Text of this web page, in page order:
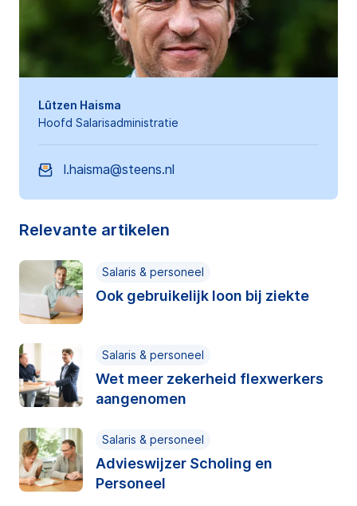
Lûtzen Haisma
Hoofd Salarisadministratie
l.haisma@steens.nl
Relevante artikelen
Salaris & personeel
Ook gebruikelijk loon bij ziekte
Salaris & personeel
Wet meer zekerheid flexwerkers
aangenomen
Salaris & personeel
Advieswijzer Scholing en
Personeel